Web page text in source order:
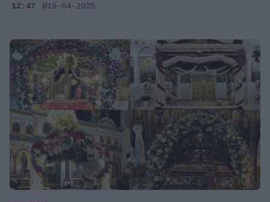
12:47 @19-04-2025